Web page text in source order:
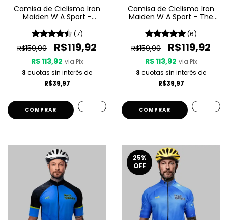
Camisa de Ciclismo Iron
Maiden W A Sport -
(7)
R$159,90 R$119,92
R$ 113,92 via Pix
3 cuotas sin interés de
R$39,97
COMPRAR
Camisa de Ciclismo Iron
Maiden W A Sport - The
(6)
R$159,90 R$119,92
R$ 113,92 via Pix
3 cuotas sin interés de
R$39,97
COMPRAR
25%
OFF